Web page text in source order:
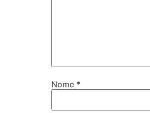
Nome *